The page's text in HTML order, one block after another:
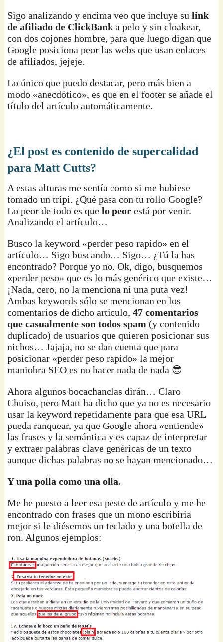
Sigo analizando y encima veo que incluye sulink
de afiliado de ClickBank a pelo y sin cloakear,
con dos cojones hombre, para que luego digan que
Google posiciona peor las webs que usan enlaces
de afiliados, jejeje.
Lo único que puedo destacar, pero más bien a
modo «anecdótico», es que en el footer se añade el
título del artículo automáticamente.
¿El post es contenido de supercalidad
para Matt Cutts?
A estas alturas me sentía como si me hubiese
tomado un tripi. ¿Qué pasa con tu rollo Google?
Lo peor de todo es quelo peor está por venir.
Analizando el artículo…
Busco la keyword «perder peso rapido» en el
artículo… Sigo buscando… Sigo… ¿Tú la has
encontrado? Porque yo no. Ok, digo, busquemos
«perder peso» que es lo más genérico que existe…
¡Nada, cero, no la menciona ni una puta vez!
Ambas keywords sólo se mencionan en los
comentarios de dicho artículo,47 comentarios
que casualmente son todos spam (y contenido
duplicado) de usuarios que quieren posicionar sus
nichos… Jajaja, no se dan cuenta que para
posicionar «perder peso rapido» la mejor
maniobra SEO es no hacer nada de nada 😎
Ahora algunos bocachanclas dirán… Claro
Chuiso, pero Matt ha dicho que ya no es necesario
usar la keyword repetidamente para que esa URL
pueda ranquear, ya que Google ahora «entiende»
las frases y la semántica y es capaz de interpretar
y extraer palabras clave genéricas de un texto
aunque dichas palabras no se hayan mencionado…
Y una polla como una olla.
Me he puesto a leer esa peste de artículo y me he
encontrado con frases que un mono escribiría
mejor si le diésemos un teclado y una botella de
ron. Algunos ejemplos: